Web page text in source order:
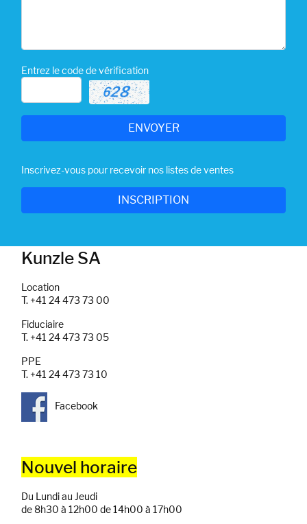
Entrez le code de vérification
Inscrivez-vous pour recevoir nos listes de ventes
Kunzle SA
Location
T. +41 24 473 73 00
Fiduciaire
T. +41 24 473 73 05
PPE
T. +41 24 473 73 10
Facebook
Nouvel horaire
Du Lundi au Jeudi
de 8h30 à 12h00 de 14h00 à 17h00